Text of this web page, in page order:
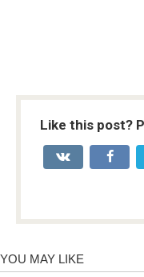
Like this post?